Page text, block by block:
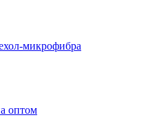
микрофибра